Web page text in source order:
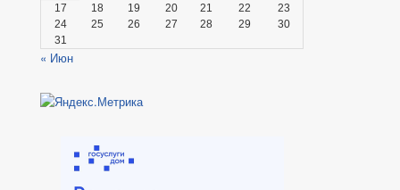
17
18 19 20 21 22
23
24
25 26 27 28 29
30
31
« Июн